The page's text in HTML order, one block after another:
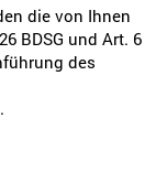
die von Ihnen
BDSG und Art. 6
des